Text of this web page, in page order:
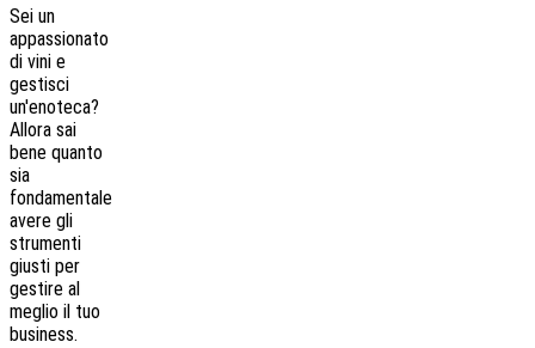
Sei un
appassionato
di vini e
gestisci
un'enoteca?
Allora sai
bene quanto
sia
fondamentale
avere gli
strumenti
giusti per
gestire al
meglio il tuo
business.